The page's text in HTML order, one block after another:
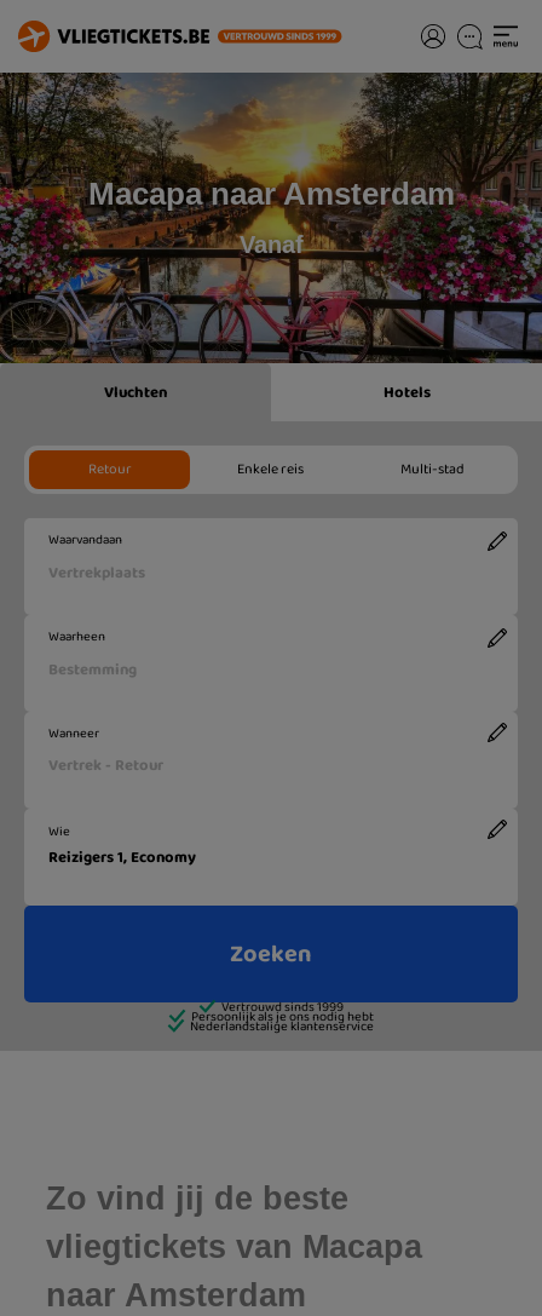
Macapa naar Amsterdam
Vanaf
Zo vind jij de beste
vliegtickets van Macapa
naar Amsterdam